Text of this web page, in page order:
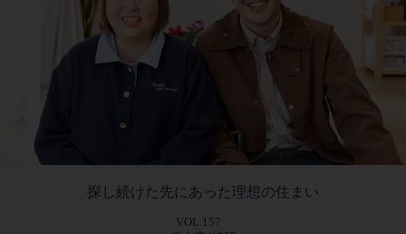
探し続けた先にあった理想の住まい
VOL.157